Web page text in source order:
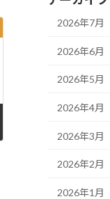
2026年7月
2026年6月
2026年5月
2026年4月
2026年3月
2026年2月
2026年1月